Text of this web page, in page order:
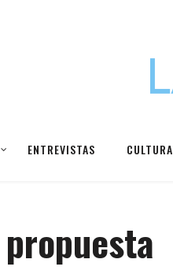
ENTREVISTAS CULTURA
propuesta